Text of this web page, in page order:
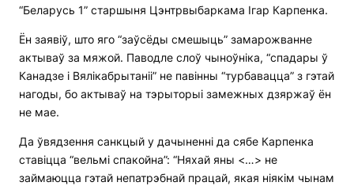
“Беларусь 1” старшыня Цэнтрвыбаркама Ігар Карпенка.
Ён заявіў, што яго “заўсёды смешыць” замарожванне
актываў за мяжой. Паводле слоў чыноўніка, “спадары ў
Канадзе і Вялікабрытаніі” не павінны “турбавацца” з гэтай
нагоды, бо актываў на тэрыторыі замежных дзяржаў ён
не мае.
Да ўвядзення санкцый у дачыненні да сябе Карпенка
ставіцца “вельмі спакойна”: “Няхай яны <…> не
займаюцца гэтай непатрэбнай працай, якая ніякім чынам